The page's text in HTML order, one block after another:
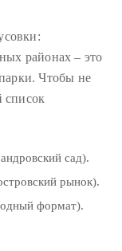
районах – это
Чтобы не
список
сад).
рынок).
формат).